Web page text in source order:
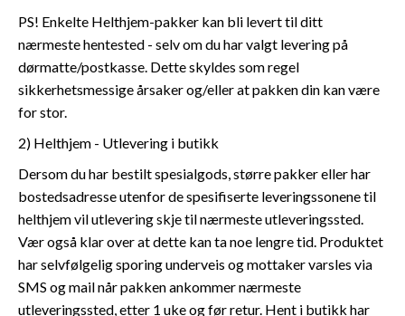
PS! Enkelte Helthjem-pakker kan bli levert til ditt
nærmeste hentested - selv om du har valgt levering på
dørmatte/postkasse. Dette skyldes som regel
sikkerhetsmessige årsaker og/eller at pakken din kan være
for stor.
2) Helthjem - Utlevering i butikk
Dersom du har bestilt spesialgods, større pakker eller har
bostedsadresse utenfor de spesifiserte leveringssonene til
helthjem vil utlevering skje til nærmeste utleveringssted.
Vær også klar over at dette kan ta noe lengre tid. Produktet
har selvfølgelig sporing underveis og mottaker varsles via
SMS og mail når pakken ankommer nærmeste
utleveringssted, etter 1 uke og før retur. Hent i butikk har